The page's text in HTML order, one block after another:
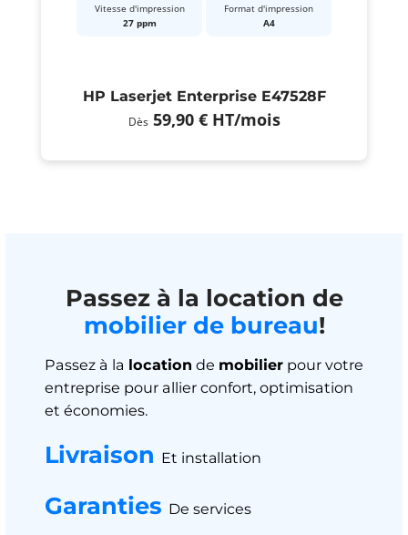
Vitesse d'impression
27 ppm
Format d'impression
A4
HP Laserjet Enterprise E47528F
Dès 59,90 € HT/mois
Passez à la location de
mobilier de bureau!
Passez à la location de mobilier pour votre
entreprise pour allier confort, optimisation
et économies.
Livraison Et installation
Garanties De services